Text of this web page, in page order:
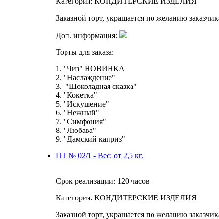
Заказной торт, украшается по желанию
Доп. информация:
Торты для заказа:
1. "Чиз" НОВИНКА
2. "Наслаждение"
3. "Шоколадная сказка"
4. "Кокетка"
5. "Искушение"
6. "Нежный"
7. "Симфония"
8. "Любава"
9. "Дамский каприз"
ПТ № 02/1 - Вес: от 2,5 кг.
Срок реализации: 120 часов
Категория: КОНДИТЕРСКИЕ ИЗДЕЛИЯ
Заказной торт, украшается по желанию